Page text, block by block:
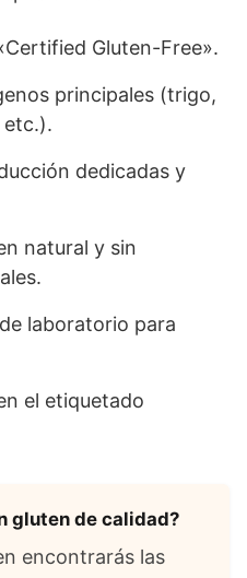
Gluten-Free».
principales (trigo,
etc.).
dedicadas y
natural y sin
laboratorio para
el etiquetado
gluten de calidad?
encontrarás las